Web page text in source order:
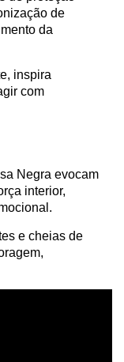
de
da
inspira
com
Negra evocam
interior,
e cheias de